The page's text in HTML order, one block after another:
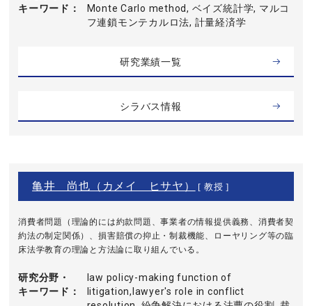
キーワード
Monte Carlo method, ベイズ統計学, マルコ
フ連鎖モンテカルロ法, 計量経済学
研究業績一覧
シラバス情報
亀井 尚也（カメイ ヒサヤ） [ 教授 ]
消費者問題（理論的には約款問題、事業者の情報提供義務、消費者契
約法の制定関係）、損害賠償の抑止・制裁機能、ローヤリング等の臨
床法学教育の理論と方法論に取り組んでいる。
研究分野・
キーワード
law policy-making function of
litigation,lawyer's role in conflict